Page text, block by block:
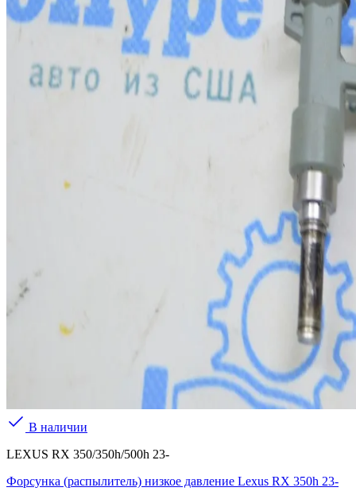
В наличии
LEXUS RX 350/350h/500h 23-
Форсунка (распылитель) низкое давление Lexus RX 350h 23-